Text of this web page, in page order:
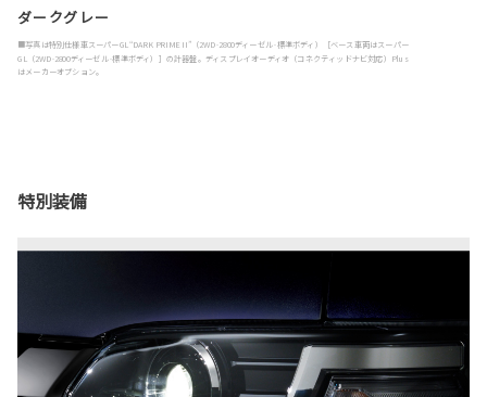
ダークグレー
■写真は特別仕様車スーパーGL“DARK PRIME II”（2WD·2800ディーゼル·標準ボディ）［ベース車両はスーパー
GL（2WD·2800ディーゼル·標準ボディ）］の計器盤。ディスプレイオーディオ（コネクティッドナビ対応）Plus
はメーカーオプション。
特別装備